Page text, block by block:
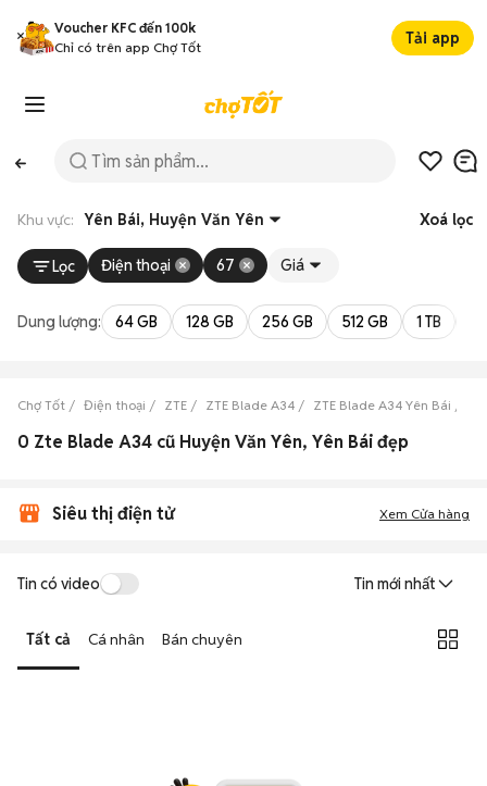
Voucher KFC đến 100k
Chỉ có trên app Chợ Tốt
Tải app
Khu vực: Yên Bái, Huyện Văn Yên Xoá lọc
Lọc Điện thoại 67 Giá
Dung lượng: 64 GB 128 GB 256 GB 512 GB 1 TB
Chợ Tốt Điện thoại ZTE ZTE Blade A34 ZTE Blade A34 Yên Bái
0 Zte Blade A34 cũ Huyện Văn Yên, Yên Bái đẹp
Siêu thị điện tử Xem Cửa hàng
Tin có video Tin mới nhất
Tất cả Cá nhân Bán chuyên